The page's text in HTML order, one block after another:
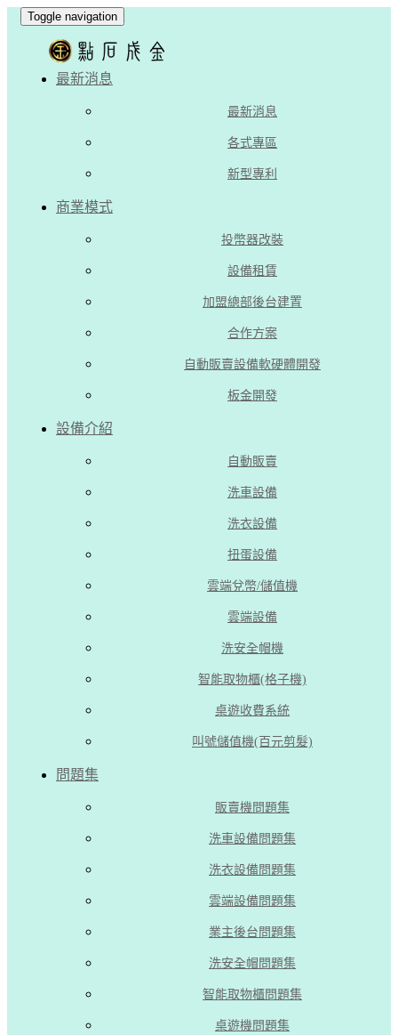
Toggle navigation
最新消息
最新消息
各式專區
新型專利
商業模式
投幣器改裝
設備租賃
加盟總部後台建置
合作方案
自動販賣設備軟硬體開發
板金開發
設備介紹
自動販賣
洗車設備
洗衣設備
扭蛋設備
雲端兌幣/儲值機
雲端設備
洗安全帽機
智能取物櫃(格子機)
桌遊收費系統
叫號儲值機(百元剪髮)
問題集
販賣機問題集
洗車設備問題集
洗衣設備問題集
雲端設備問題集
業主後台問題集
洗安全帽問題集
智能取物櫃問題集
桌遊機問題集